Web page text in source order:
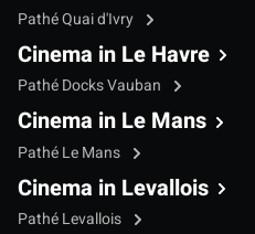
Pathé Quai d'Ivry
Cinema in Le Havre
Pathé Docks Vauban
Cinema in Le Mans
Pathé Le Mans
Cinema in Levallois
Pathé Levallois